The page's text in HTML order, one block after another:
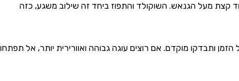
קצת מעל הגנאש. השוקולד והתפוז ביחד זה שילוב משגע, כזה
ותבדקו מוקדם. אם רוצים עוגה גבוהה ואוורירית יותר, אל תפתחו